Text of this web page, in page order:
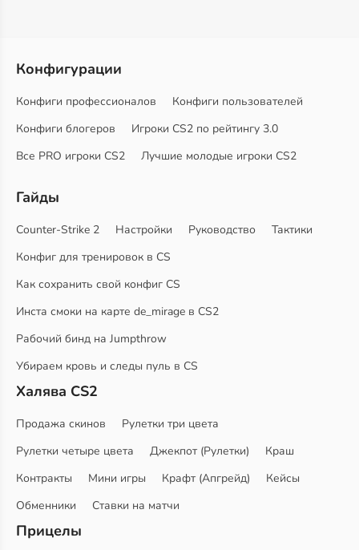
Конфигурации
Конфиги профессионалов
Конфиги пользователей
Конфиги блогеров
Игроки CS2 по рейтингу 3.0
Все PRO игроки CS2
Лучшие молодые игроки CS2
Гайды
Counter-Strike 2 Настройки Руководство
Тактики
Конфиг для тренировок в CS
Как сохранить свой конфиг CS
Инста смоки на карте de_mirage в CS2
Рабочий бинд на Jumpthrow
Убираем кровь и следы пуль в CS
Халява CS2
Продажа скинов
Рулетки три цвета
Рулетки четыре цвета
Джекпот (Рулетки)
Краш
Контракты
Мини игры Крафт (Апгрейд)
Кейсы
Обменники
Ставки на матчи
Прицелы